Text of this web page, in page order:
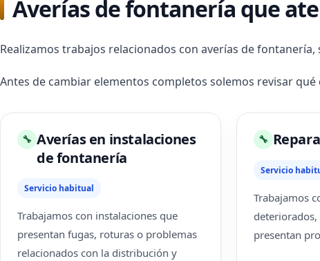
Averías de fontanería que
Realizamos trabajos relacionados con averías de
Antes de cambiar elementos completos solemos revisar
🔧 Averías en instalaciones
de fontanería
Servicio habitual
Trabajamos con instalaciones que
presentan fugas, roturas o problemas
relacionados con la distribución y
🔧
Servicio
Trabajamos
presentan